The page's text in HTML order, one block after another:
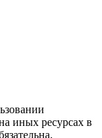
иных ресурсах в